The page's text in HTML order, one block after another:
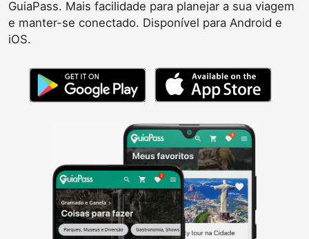
GuiaPass. Mais facilidade para planejar a sua viagem
e manter-se conectado. Disponível para Android e
iOS.